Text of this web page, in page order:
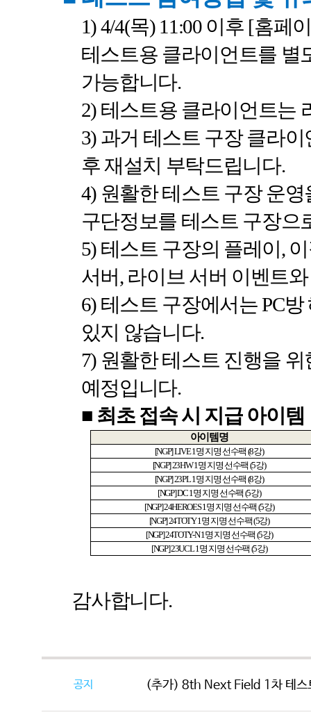
1) 4/4(목) 11:00 이후 [홈페
테스트용 클라이언트를 별
가능합니다.
2) 테스트용 클라이언트는
3) 과거 테스트 구장 클라
후 재설치 부탁드립니다.
4) 원활한 테스트 구장 운
구단정보를 테스트 구장으
5) 테스트 구장의 플레이,
서버, 라이브 서버 이벤트
6) 테스트 구장에서는PC방
있지 않습니다.
7) 원활한 테스트 진행을
예정입니다.
■ 최초 접속 시 지급 아이템
아이템명
[NGP] LIVE 1명 지명 선수팩 (8강)
[NGP] 23HW 1명 지명 선수팩 (5강)
[NGP] 23PL 1명 지명 선수팩 (8강)
[NGP] DC 1명 지명 선수팩 (5강)
[NGP] 24HEROES 1명 지명 선수팩 (5강)
[NGP] 24TOTY 1명 지명 선수팩(5강)
[NGP] 24TOTY-N 1명 지명 선수팩 (5강)
[NGP] 23UCL 1명 지명 선수팩 (5강)
감사합니다.
공지 (추가) 8th Next Field 1차 테스